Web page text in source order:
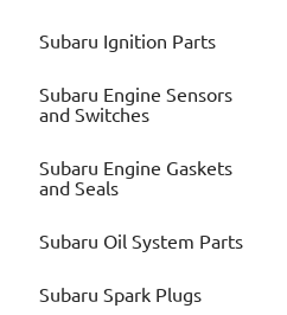
Subaru Ignition Parts
Subaru Engine Sensors
and Switches
Subaru Engine Gaskets
and Seals
Subaru Oil System Parts
Subaru Spark Plugs